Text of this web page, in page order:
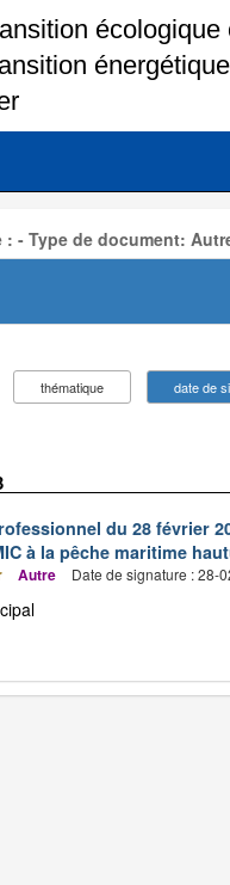
- Type de document:
thématique
date de
du 28 février
à la pêche maritime
Autre Date de signature : 28-